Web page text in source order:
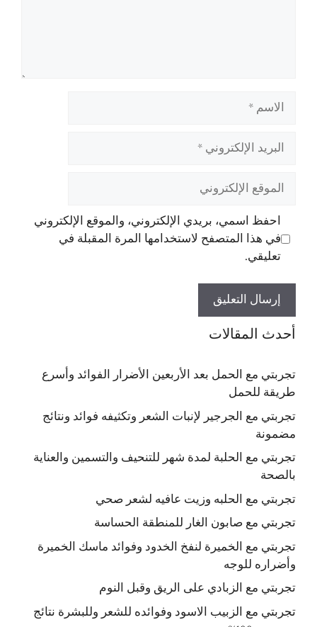
الاسم
البريد
الإلكتروني
الموقع
الإلكتروني
احفظ اسمي، بريدي الإلكتروني، والموقع الإلكتروني
في هذا المتصفح لاستخدامها المرة المقبلة في
تعليقي.
أحدث المقالات
تجربتي مع الحمل بعد الأربعين الأضرار الفوائد وأسرع
طريقة للحمل
تجربتي مع الجرجير لإنبات الشعر وتكثيفه فوائد ونتائج
مضمونة
تجربتي مع الحلبة لمدة شهر للتنحيف والتسمين والعناية
بالصحة
تجربتي مع الحلبه وزيت عافيه لشعر صحي
تجربتي مع صابون الغار للمنطقة الحساسة
تجربتي مع الخميرة لنفخ الخدود وفوائد ماسك الخميرة
وأضراره للوجه
تجربتي مع الزبادي على الريق وقبل النوم
تجربتي مع الزبيب الاسود وفوائده للشعر وللبشرة نتائج